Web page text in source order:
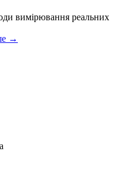
вимірювання реальних
→